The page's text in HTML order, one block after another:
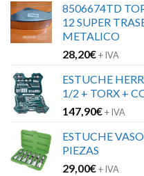
8506674TD
12 SUPER
METALICO
28,20€+ IVA
ESTUCHE
1/2 + TORX +
147,90€+ IVA
ESTUCHE
PIEZAS
29,00€+ IVA